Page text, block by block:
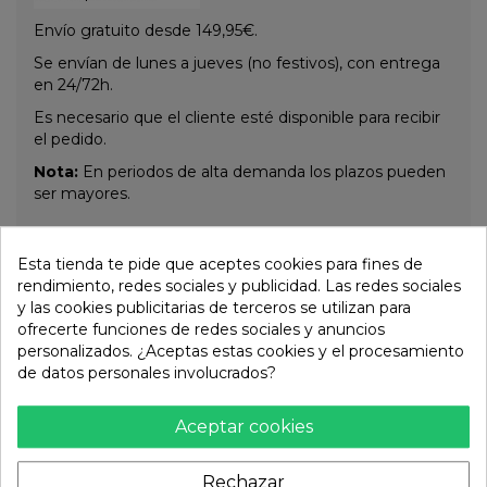
Envío gratuito desde 149,95€.
Se envían de lunes a jueves (no festivos), con entrega
en 24/72h.
Es necesario que el cliente esté disponible para recibir
el pedido.
Nota: En periodos de alta demanda los plazos pueden
ser mayores.
Otros productos de la misma
categoría:
Esta tienda te pide que aceptes cookies para fines de
rendimiento, redes sociales y publicidad. Las redes sociales
y las cookies publicitarias de terceros se utilizan para
ofrecerte funciones de redes sociales y anuncios
personalizados. ¿Aceptas estas cookies y el procesamiento
de datos personales involucrados?
Aceptar cookies
Rechazar